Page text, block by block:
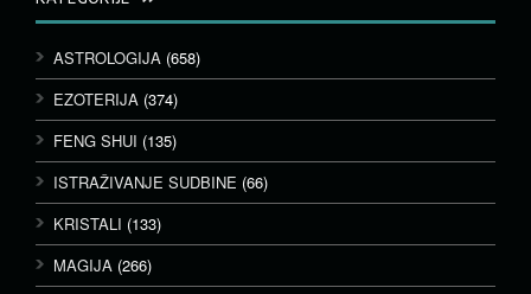
ASTROLOGIJA (658)
EZOTERIJA (374)
FENG SHUI (135)
ISTRAŽIVANJE SUDBINE (66)
KRISTALI (133)
MAGIJA (266)